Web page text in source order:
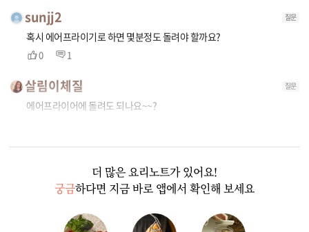
sunjj2 질문
혹시 에어프라이기로 하면 몇분정도 돌려야 할까요?
0 1
살림이체질 질문
에어프라이어에 돌려도 되나요~~?
더 많은 요리노트가 있어요!
궁금하다면 지금 바로 앱에서 확인해 보세요